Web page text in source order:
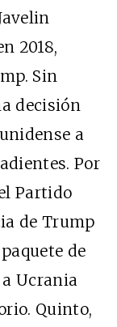
2018,
Sin
decisión
a
Por
Partido
de Trump
de
Ucrania
Quinto,